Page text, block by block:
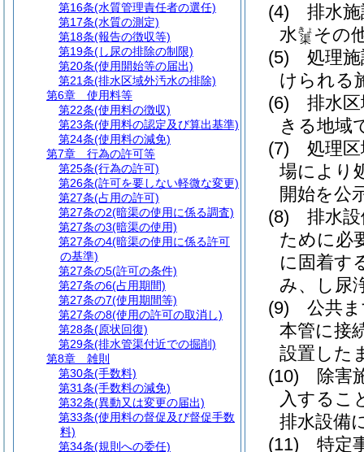
(4)
排水
水 渠
きょ その
(5)
処理
けられる
(6)
排水
きる地域
(7)
処理
場により
開始を公
(8)
排水
ために必
に固着す
み、し尿
(9)
公共
本管に接
設置した
(10)
除害
入するこ
排水設備
(11)
特定
第16条(水質管理責任者の選任)
第17条(水質の測定)
第18条(報告の徴収等)
第19条(し尿の排除の制限)
第20条(使用開始等の届出)
第21条(排水区域外汚水の排除)
第6章
使用料等
第22条(使用料の徴収)
第23条(使用料の認定及び算出基準)
第24条(使用料の減免)
第7章
行為の許可等
第25条(行為の許可)
第26条(許可を要しない軽微な変更)
第27条(占用の許可)
第27条の2(暗渠の使用に係る調査)
第27条の3(暗渠の使用)
第27条の4(暗渠の使用に係る許可
の基準)
第27条の5(許可の条件)
第27条の6(占用期間)
第27条の7(使用期間等)
第27条の8(使用の許可の取消し)
第28条(原状回復)
第29条(排水管渠付近での掘削)
第8章
雑則
第30条(手数料)
第31条(手数料の減免)
第32条(異動又は変更の届出)
第33条(使用料の督促及び督促手数
料)
第34条(規則への委任)